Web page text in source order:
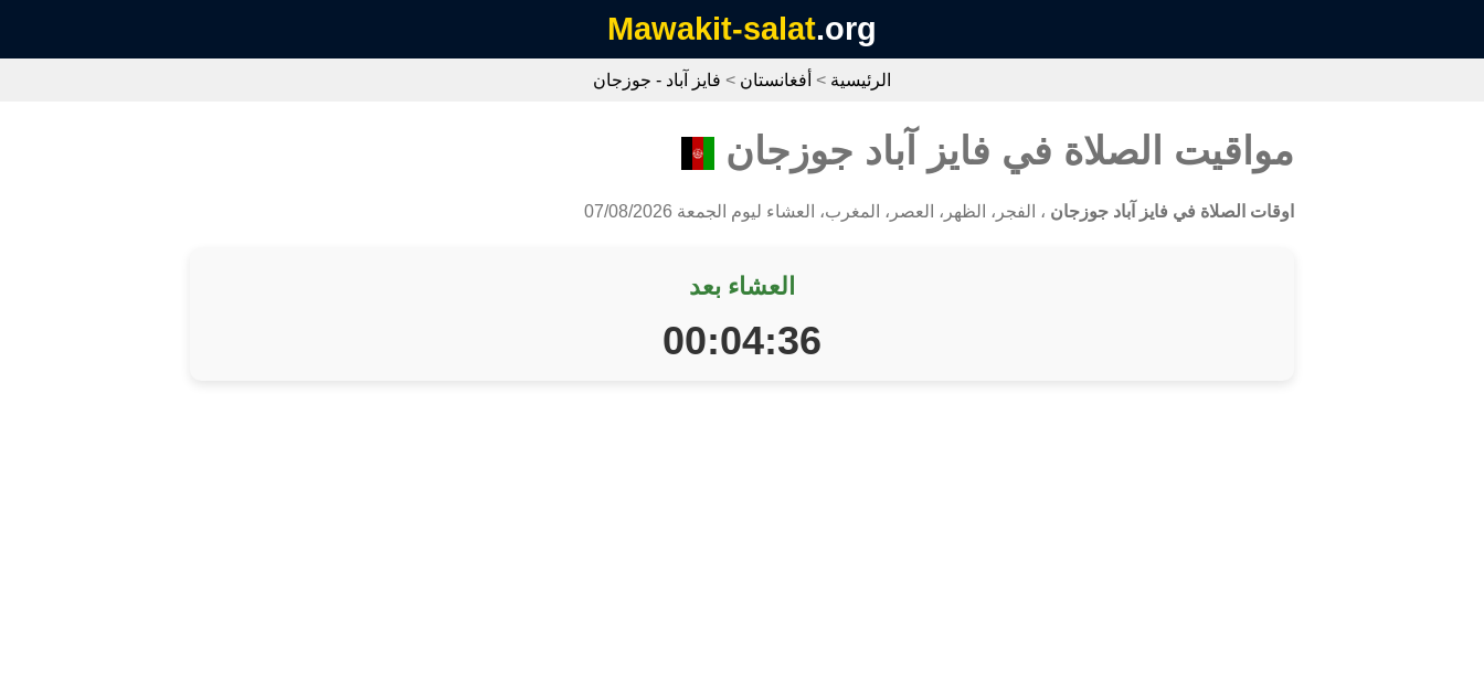
Mawakit-salat.org
الرئيسية > أفغانستان > فايز آباد - جوزجان
مواقيت الصلاة في فايز آباد جوزجان
اوقات الصلاة في فايز آباد جوزجان ، الفجر، الظهر، العصر، المغرب، العشاء ليوم الجمعة 07/08/2026
العشاء بعد
00:04:36